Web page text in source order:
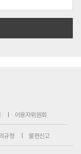
이용자위원회
규정 불편신고